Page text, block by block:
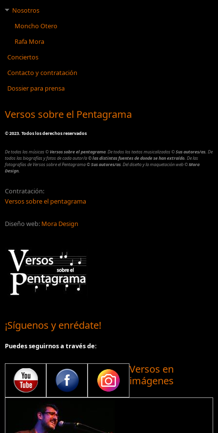
Nosotros
Moncho Otero
Rafa Mora
Conciertos
Contacto y contratación
Dossier para prensa
Versos sobre el Pentagrama
©2023. Todos los derechos reservados
De todas las músicas© Versos sobre el pentagrama. De todos los textos musicalizados©Sus autores/as. De
todos las biografías y fotos de cada autor/a© las distintas fuentes de donde se han extraído. De las
fotografías de Versos sobre el Pentagrama© Sus autores/as. Del diseño y la maquetación web©Mora
Design.
Contratación:
Versos sobre el pentagrama
Diseño web: Mora Design
¡Síguenos y enrédate!
Puedes seguirnos a través de:
Versos en
imágenes